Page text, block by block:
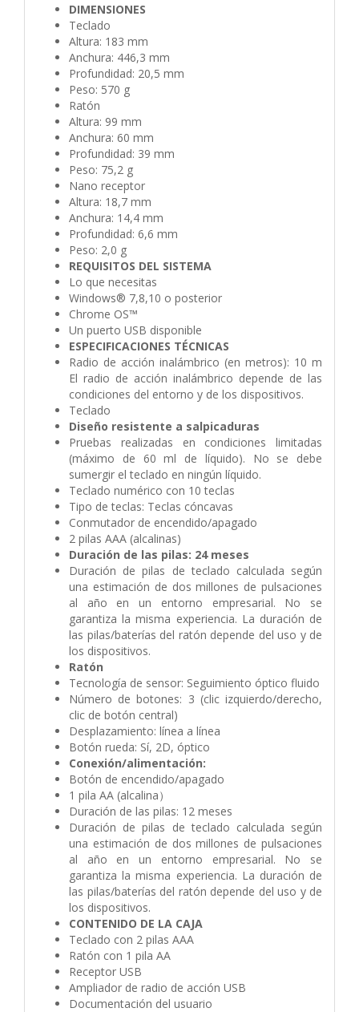
DIMENSIONES
Teclado
Altura: 183 mm
Anchura: 446,3 mm
Profundidad: 20,5 mm
Peso: 570 g
Ratón
Altura: 99 mm
Anchura: 60 mm
Profundidad: 39 mm
Peso: 75,2 g
Nano receptor
Altura: 18,7 mm
Anchura: 14,4 mm
Profundidad: 6,6 mm
Peso: 2,0 g
REQUISITOS DEL SISTEMA
Lo que necesitas
Windows® 7,8,10 o posterior
Chrome OS™
Un puerto USB disponible
ESPECIFICACIONES TÉCNICAS
Radio de acción inalámbrico (en metros): 10 m
El radio de acción inalámbrico depende de las
condiciones del entorno y de los dispositivos.
Teclado
Diseño resistente a salpicaduras
Pruebas realizadas en condiciones limitadas
(máximo de 60 ml de líquido). No se debe
sumergir el teclado en ningún líquido.
Teclado numérico con 10 teclas
Tipo de teclas: Teclas cóncavas
Conmutador de encendido/apagado
2 pilas AAA (alcalinas)
Duración de las pilas: 24 meses
Duración de pilas de teclado calculada según
una estimación de dos millones de pulsaciones
al año en un entorno empresarial. No se
garantiza la misma experiencia. La duración de
las pilas/baterías del ratón depende del uso y de
los dispositivos.
Ratón
Tecnología de sensor: Seguimiento óptico fluido
Número de botones: 3 (clic izquierdo/derecho,
clic de botón central)
Desplazamiento: línea a línea
Botón rueda: Sí, 2D, óptico
Conexión/alimentación:
Botón de encendido/apagado
1 pila AA (alcalina）
Duración de las pilas: 12 meses
Duración de pilas de teclado calculada según
una estimación de dos millones de pulsaciones
al año en un entorno empresarial. No se
garantiza la misma experiencia. La duración de
las pilas/baterías del ratón depende del uso y de
los dispositivos.
CONTENIDO DE LA CAJA
Teclado con 2 pilas AAA
Ratón con 1 pila AA
Receptor USB
Ampliador de radio de acción USB
Documentación del usuario